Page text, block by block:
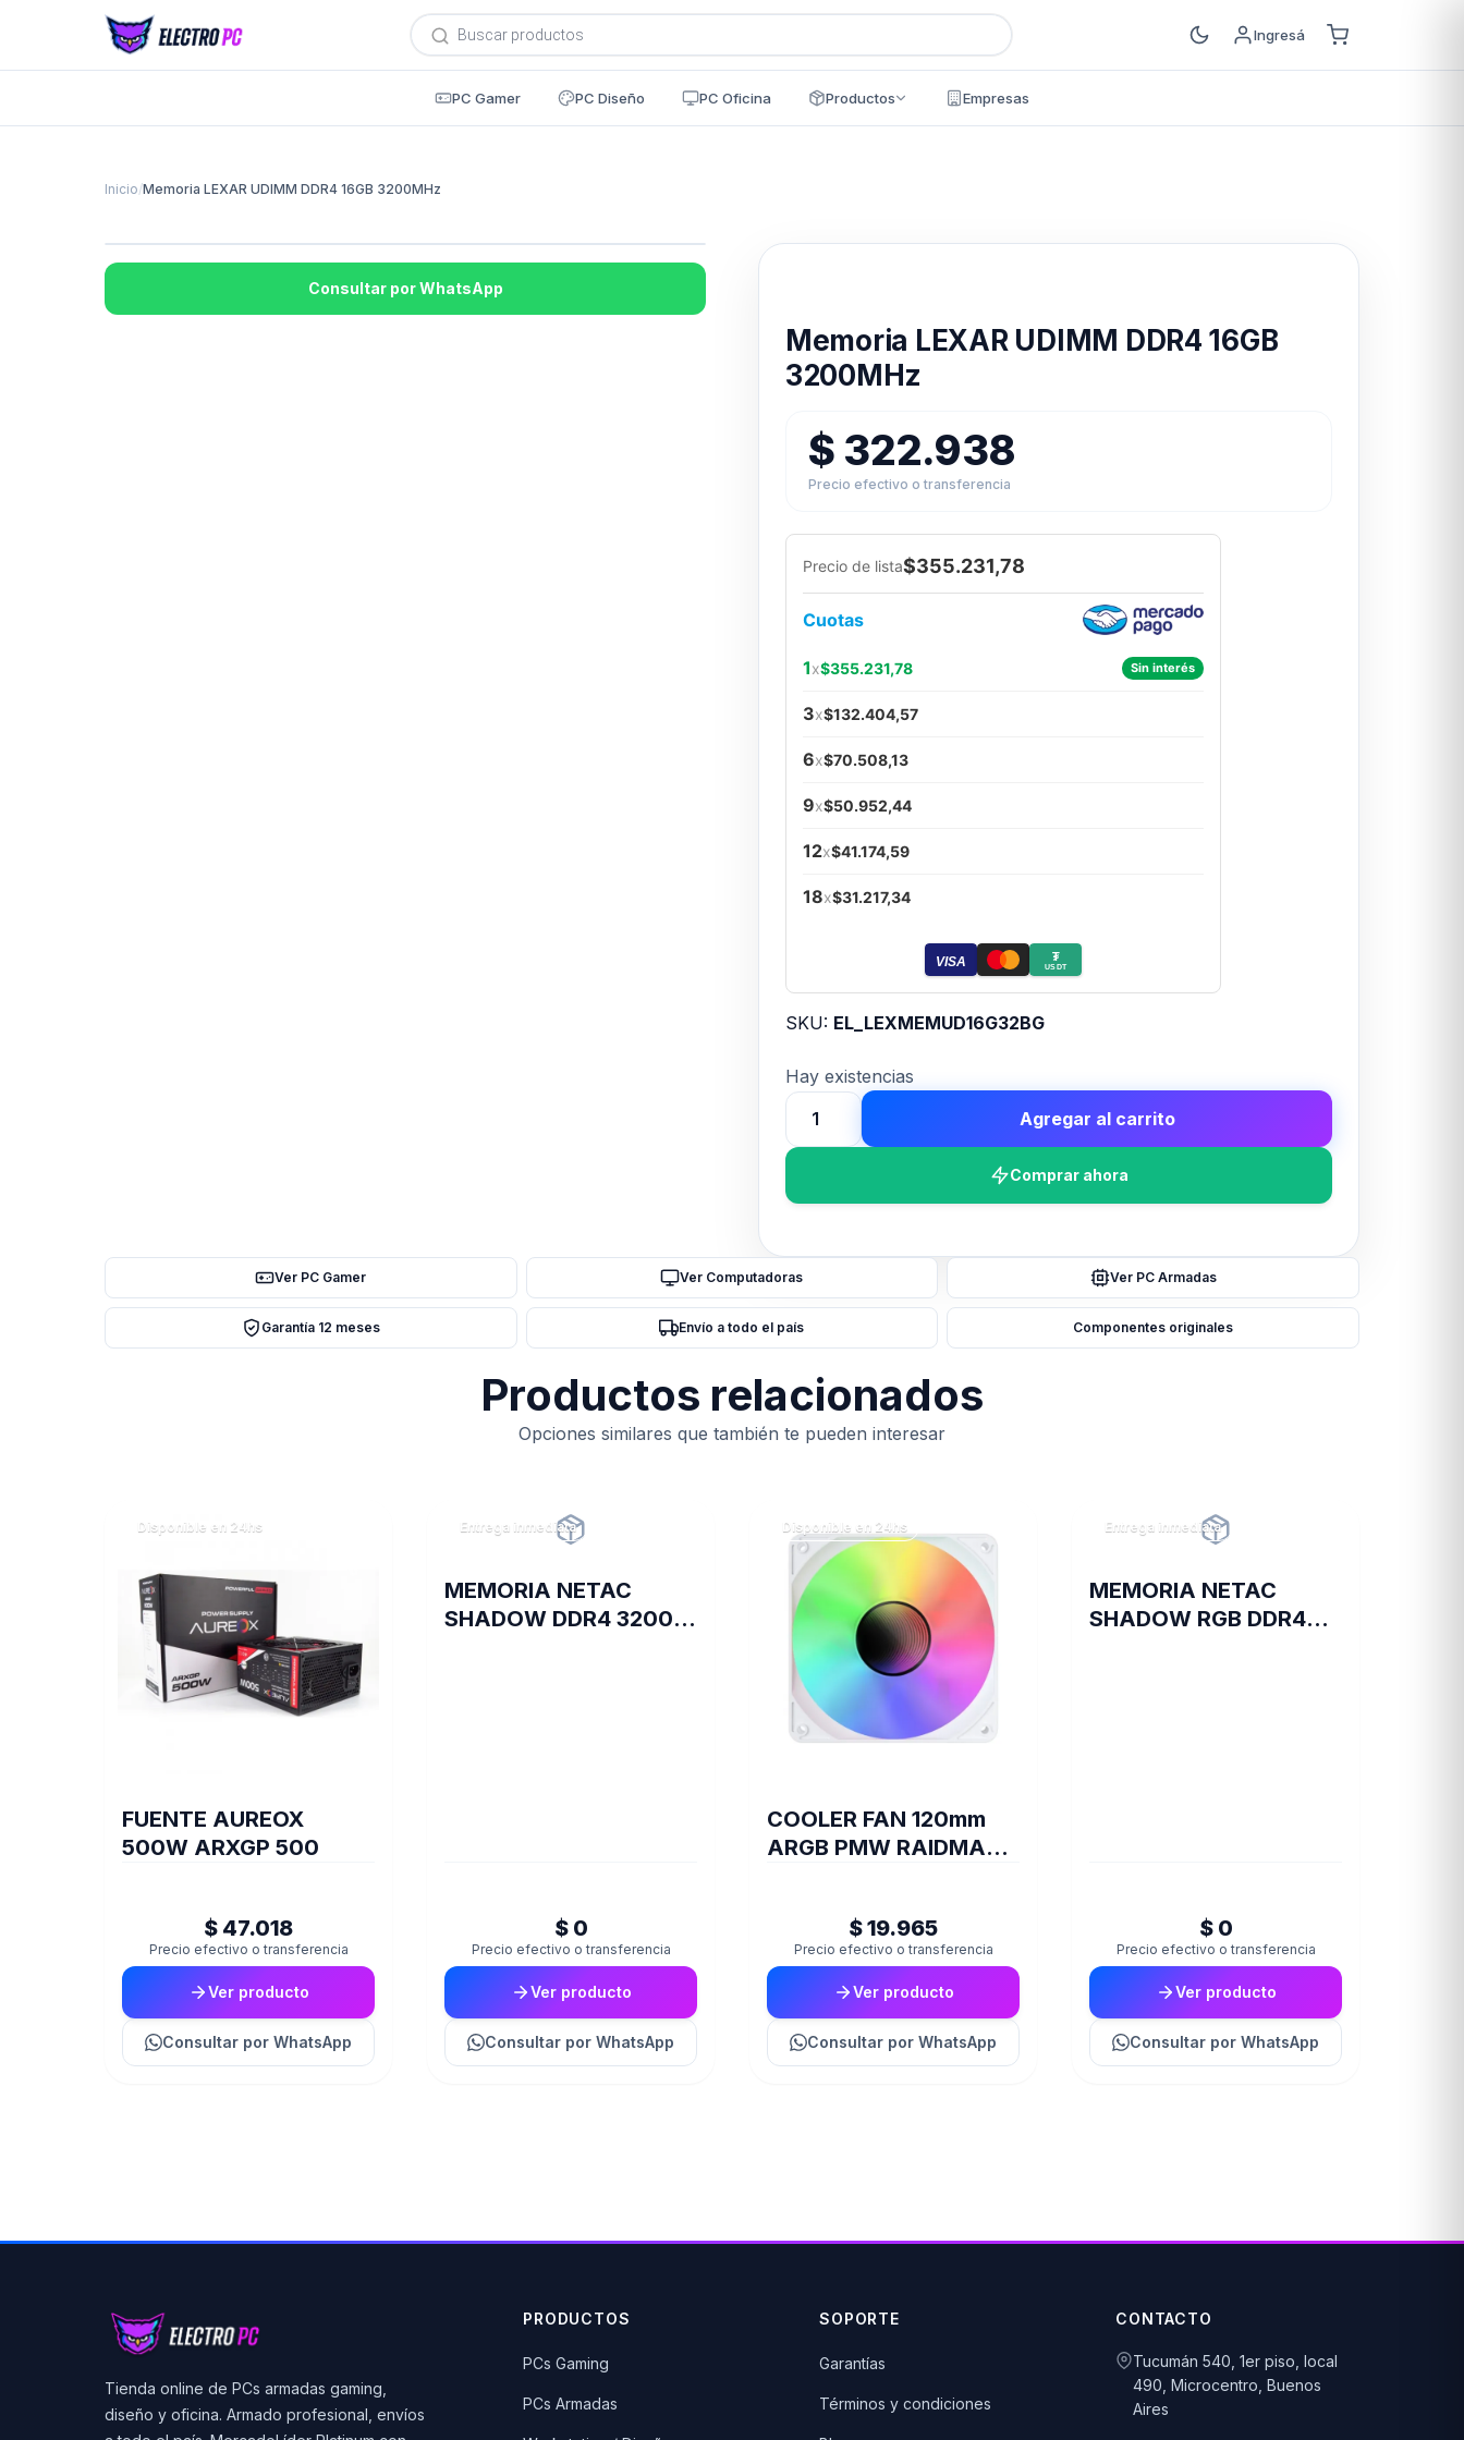
Búsqueda
de
productos
Ingresá
PC Gamer PC Diseño PC Oficina Productos Empresas
Inicio/Memoria LEXAR UDIMM DDR4 16GB 3200MHz
Consultar por WhatsApp
Memoria LEXAR UDIMM DDR4 16GB
3200MHz
$ 322.938
Precio efectivo o transferencia
Precio de lista$355.231,78
Cuotas
1x$355.231,78 Sin interés
3x$132.404,57
6x$70.508,13
9x$50.952,44
12x$41.174,59
18x$31.217,34
VISA ₮
USDT
SKU: EL_LEXMEMUD16G32BG
Hay existencias
Memoria
LEXAR
cantidad
Agregar al carrito
Comprar ahora
Ver PC Gamer Ver Computadoras Ver PC Armadas
Garantía 12 meses Envío a todo el país Componentes originales
Productos relacionados
Opciones similares que también te pueden interesar
Disponible en 24hs
FUENTE AUREOX
500W ARXGP 500
$ 47.018
Precio efectivo o transferencia
Ver producto
Consultar por WhatsApp
Entrega inmediata
MEMORIA NETAC
SHADOW DDR4 3200 8
$ 0
Precio efectivo o transferencia
Ver producto
Consultar por WhatsApp
Disponible en 24hs
COOLER FAN 120mm
ARGB PMW RAIDMAX
$ 19.965
Precio efectivo o transferencia
Ver producto
Consultar por WhatsApp
Entrega inmediata
MEMORIA NETAC
SHADOW RGB DDR4
$ 0
Precio efectivo o transferencia
Ver producto
Consultar por WhatsApp
Tienda online de PCs armadas gaming,
diseño y oficina. Armado profesional, envíos
PRODUCTOS
PCs Gaming
PCs Armadas
SOPORTE
Garantías
Términos y condiciones
CONTACTO
Tucumán 540, 1er piso, local
490, Microcentro, Buenos
Aires